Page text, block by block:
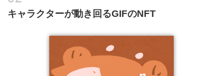
キャラクターが動き回るGIFのNFT